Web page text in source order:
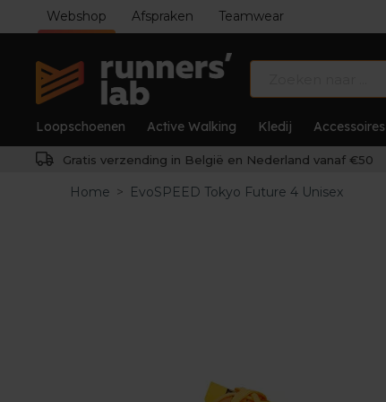
Webshop Afspraken Teamwear
Loopschoenen Active Walking Kledij Accessoires
Gratis verzending in België en Nederland vanaf €50
Home > EvoSPEED Tokyo Future 4 Unisex